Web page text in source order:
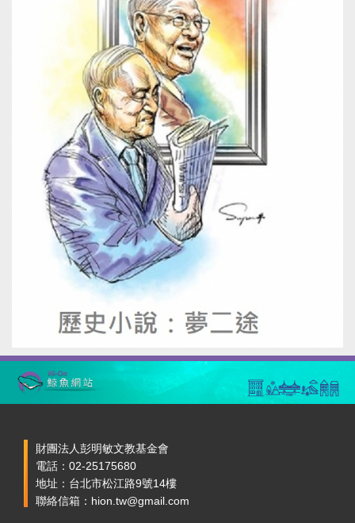
財團法人彭明敏文教基金會
電話：02-25175680
地址：台北市松江路9號14樓
聯絡信箱：hion.tw@gmail.com